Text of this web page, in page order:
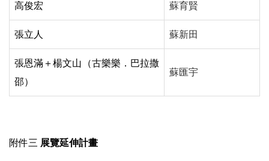
高俊宏 蘇育賢
張立人 蘇新田
張恩滿＋楊文山（古樂樂．巴拉撒
邵）
蘇匯宇
附件三 展覽延伸計畫